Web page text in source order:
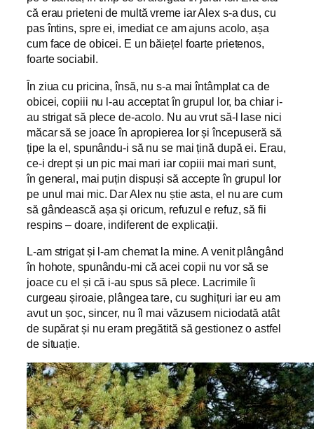
că erau prieteni de multă vreme iar Alex s-a dus, cu
pas întins, spre ei, imediat ce am ajuns acolo, așa
cum face de obicei. E un băiețel foarte prietenos,
foarte sociabil.
În ziua cu pricina, însă, nu s-a mai întâmplat ca de
obicei, copiii nu l-au acceptat în grupul lor, ba chiar i-
au strigat să plece de-acolo. Nu au vrut să-l lase nici
măcar să se joace în apropierea lor și începuseră să
țipe la el, spunându-i să nu se mai țină după ei. Erau,
ce-i drept și un pic mai mari iar copiii mai mari sunt,
în general, mai puțin dispuși să accepte în grupul lor
pe unul mai mic. Dar Alex nu știe asta, el nu are cum
să gândească așa și oricum, refuzul e refuz, să fii
respins – doare, indiferent de explicații.
L-am strigat și l-am chemat la mine. A venit plângând
în hohote, spunându-mi că acei copii nu vor să se
joace cu el și că i-au spus să plece. Lacrimile îi
curgeau șiroaie, plângea tare, cu sughițuri iar eu am
avut un șoc, sincer, nu îl mai văzusem niciodată atât
de supărat și nu eram pregătită să gestionez o astfel
de situație.